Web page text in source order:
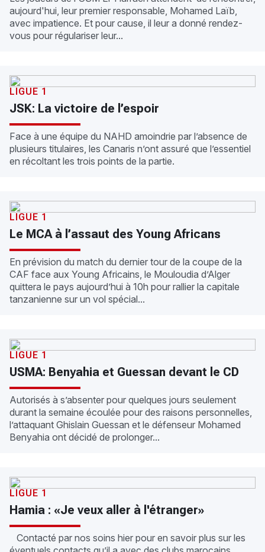
aujourd'hui, leur premier responsable, Mohamed Laïb,
avec impatience. Et pour cause, il leur a donné rendez-
vous pour régulariser leur...
LIGUE 1
JSK: La victoire de l’espoir
Face à une équipe du NAHD amoindrie par l’absence de
plusieurs titulaires, les Canaris n’ont assuré que l’essentiel
en récoltant les trois points de la partie.
LIGUE 1
Le MCA à l’assaut des Young Africans
En prévision du match du dernier tour de la coupe de la
CAF face aux Young Africains, le Mouloudia d’Alger
quittera le pays aujourd’hui à 10h pour rallier la capitale
tanzanienne sur un vol spécial...
LIGUE 1
USMA: Benyahia et Guessan devant le CD
Autorisés à s’absenter pour quelques jours seulement
durant la semaine écoulée pour des raisons personnelles,
l’attaquant Ghislain Guessan et le défenseur Mohamed
Benyahia ont décidé de prolonger...
LIGUE 1
Hamia : «Je veux aller à l'étranger»
Contacté par nos soins hier pour en savoir plus sur les